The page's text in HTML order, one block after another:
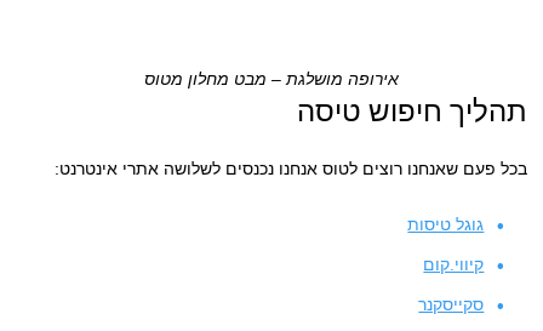
אירופה מושלגת – מבט מחלון מטוס
תהליך חיפוש טיסה
בכל פעם שאנחנו רוצים לטוס אנחנו נכנסים לשלושה אתרי אינטרנט:
גוגל טיסות
קיווי.קום
סקייסקנר